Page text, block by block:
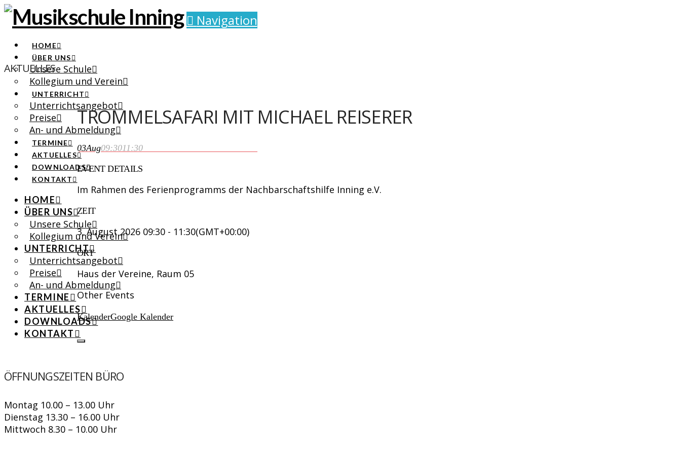
Navigation
HOME
ÜBER UNS
Unsere Schule
Kollegium und Verein
UNTERRICHT
Unterrichtsangebot
Preise
An- und Abmeldung
TERMINE
AKTUELLES
DOWNLOADS
KONTAKT
HOME
ÜBER UNS
Unsere Schule
Kollegium und Verein
UNTERRICHT
Unterrichtsangebot
Preise
An- und Abmeldung
TERMINE
AKTUELLES
DOWNLOADS
KONTAKT
AKTUELLES
TROMMELSAFARI MIT MICHAEL REISERER
03Aug09:3011:30
EVENT DETAILS
Im Rahmen des Ferienprogramms der Nachbarschaftshilfe Inning e.V.
ZEIT
3. August 2026 09:30 - 11:30(GMT+00:00)
ORT
Haus der Vereine, Raum 05
Other Events
KalenderGoogle Kalender
ÖFFNUNGSZEITEN BÜRO
Montag 10.00 – 13.00 Uhr
Dienstag 13.30 – 16.00 Uhr
Mittwoch 8.30 – 10.00 Uhr